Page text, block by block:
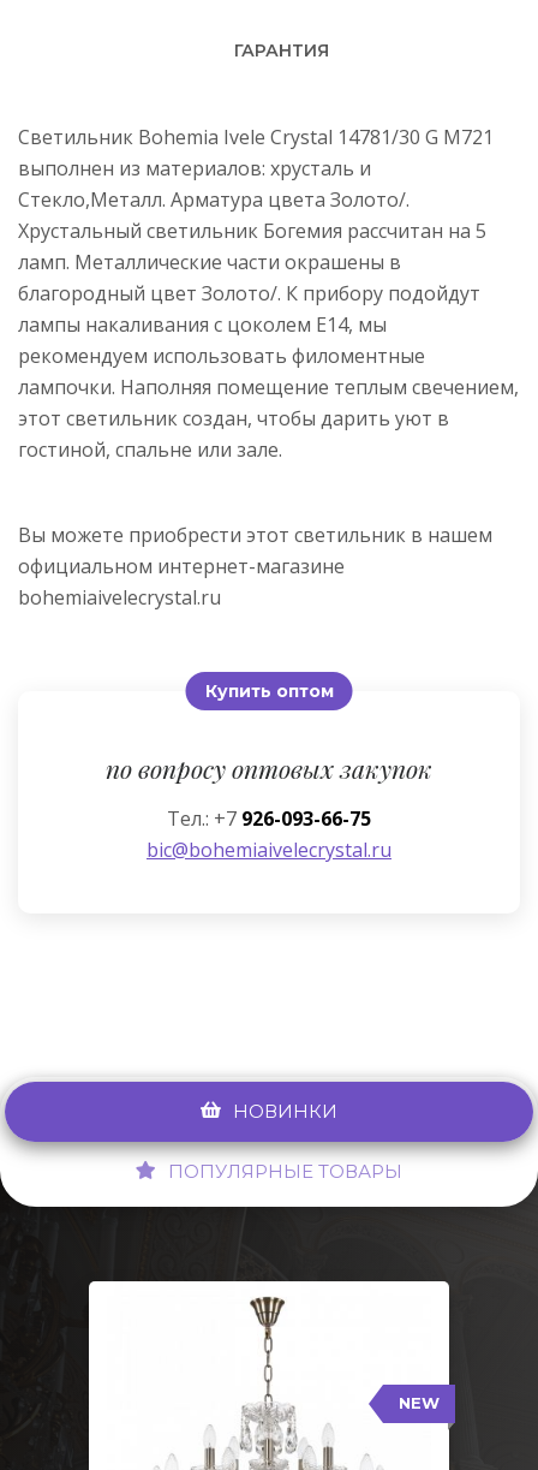
ГАРАНТИЯ
Светильник Bohemia Ivele Crystal 14781/30 G M721
выполнен из материалов: хрусталь и
Стекло,Металл. Арматура цвета Золото/.
Хрустальный светильник Богемия рассчитан на 5
ламп. Металлические части окрашены в
благородный цвет Золото/. К прибору подойдут
лампы накаливания с цоколем E14, мы
рекомендуем использовать филоментные
лампочки. Наполняя помещение теплым свечением,
этот светильник создан, чтобы дарить уют в
гостиной, спальне или зале.
Вы можете приобрести этот светильник в нашем
официальном интернет-магазине
bohemiaivelecrystal.ru
Купить оптом
по вопросу оптовых закупок
Тел.: +7 926-093-66-75
bic@bohemiaivelecrystal.ru
НОВИНКИ
ПОПУЛЯРНЫЕ ТОВАРЫ
NEW
117/10+5/240 Pa